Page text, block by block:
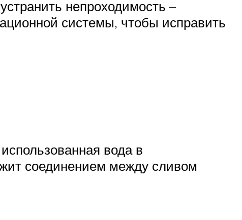
непроходимость –
системы, чтобы исправить
вода в
соединением между сливом